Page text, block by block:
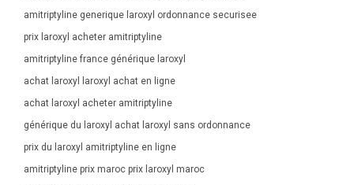
amitriptyline generique laroxyl ordonnance securisee
prix laroxyl acheter amitriptyline
amitriptyline france générique laroxyl
achat laroxyl laroxyl achat en ligne
achat laroxyl acheter amitriptyline
générique du laroxyl achat laroxyl sans ordonnance
prix du laroxyl amitriptyline en ligne
amitriptyline prix maroc prix laroxyl maroc